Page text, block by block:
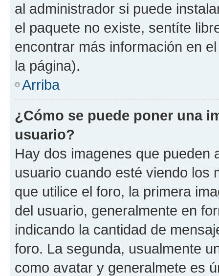
al administrador si puede
el paquete no existe, sentíte
encontrar más información en
la página).
Arriba
¿Cómo se puede poner una
usuario?
Hay dos imagenes que pueden
usuario cuando esté viendo los
que utilice el foro, la primera
del usuario, generalmente en
indicando la cantidad de
foro. La segunda, usualmente
como avatar y generalmete es